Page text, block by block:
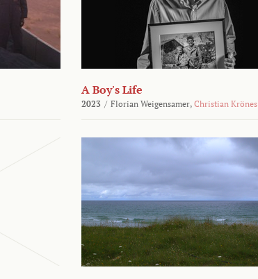
A Boy's Life
2023 / Florian Weigensamer, Christian Krönes